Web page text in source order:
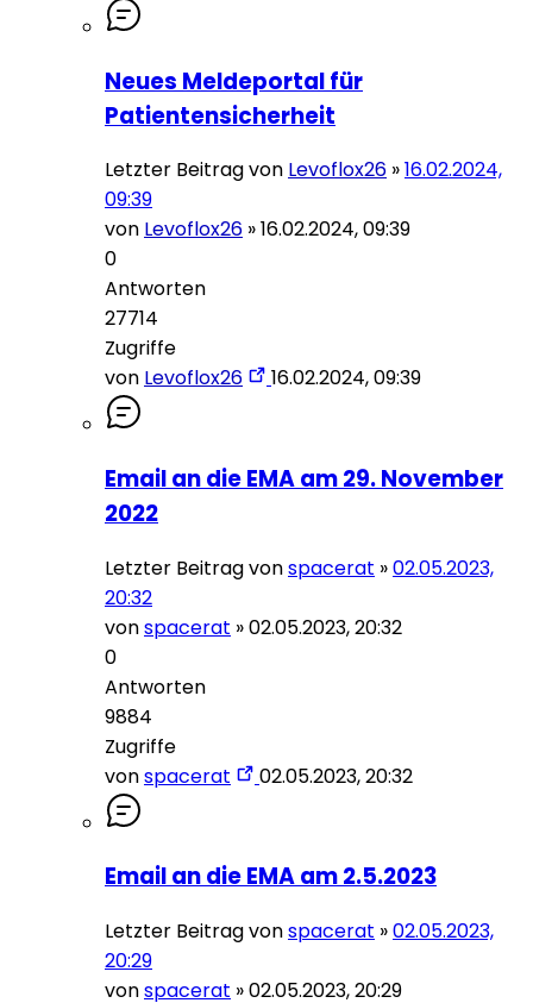
Neues Meldeportal für
Patientensicherheit
Letzter Beitrag von Levoflox26 »16.02.2024,
09:39
von Levoflox26 »16.02.2024, 09:39
0
Antworten
27714
Zugriffe
von Levoflox26 16.02.2024, 09:39
Email an die EMA am 29. November
2022
Letzter Beitrag vonspacerat »02.05.2023,
20:32
vonspacerat »02.05.2023, 20:32
0
Antworten
9884
Zugriffe
vonspacerat 02.05.2023, 20:32
Email an die EMA am 2.5.2023
Letzter Beitrag vonspacerat »02.05.2023,
20:29
vonspacerat »02.05.2023, 20:29